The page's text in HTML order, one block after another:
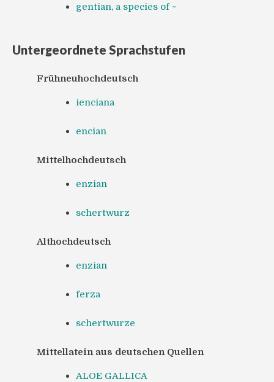
gentian, a species of ~
Untergeordnete Sprachstufen
Frühneuhochdeutsch
ienciana
encian
Mittelhochdeutsch
enzian
schertwurz
Althochdeutsch
enzian
ferza
schertwurze
Mittellatein aus deutschen Quellen
ALOE GALLICA